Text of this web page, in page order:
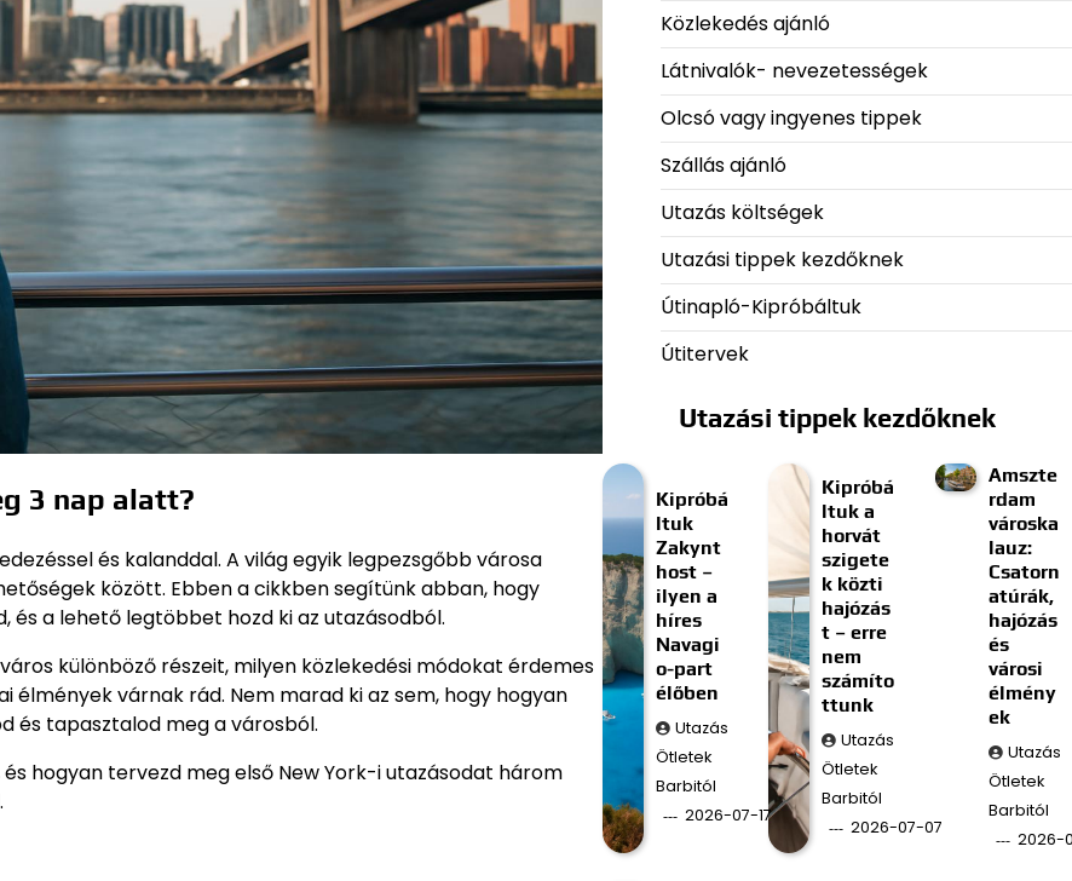
3 nap alatt?
és kalanddal. A világ egyik legpezsgőbb városa
között. Ebben a cikkben segítünk abban, hogy
a lehető legtöbbet hozd ki az utazásodból.
különböző részeit, milyen közlekedési módokat érdemes
élmények várnak rád. Nem marad ki az sem, hogy hogyan
és tapasztalod meg a városból.
hogyan tervezd meg első New York-i utazásodat három
Közlekedés ajánló
Látnivalók- nevezetességek
Olcsó vagy ingyenes tippek
Szállás ajánló
Utazás költségek
Utazási tippek kezdőknek
Útinapló-Kipróbáltuk
Útitervek
Utazási tippek kezdőknek
Kipróbá
ltuk
Zakynt
host –
ilyen a
híres
Navagi
o-part
élőben
Utazás
Ötletek
Barbitól
2026-07-17
Kipróbá
ltuk a
horvát
szigete
k közti
hajózás
t – erre
nem
számíto
ttunk
Utazás
Ötletek
Barbitól
2026-07-07
Amszte
rdam
városka
lauz:
Csatorn
atúrák,
hajózás
és
városi
élmény
ek
Utazás
Ötletek
Barbitól
2026-